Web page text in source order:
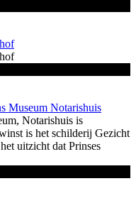
Museum Notarishuis
Notarishuis is
is het schilderij Gezicht
uitzicht dat Prinses